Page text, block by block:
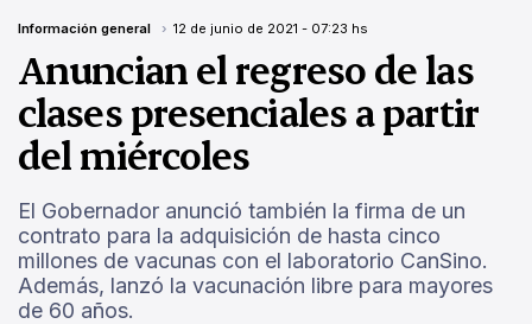
Información general 12 de junio de 2021 - 07:23 hs
Anuncian el regreso de las
clases presenciales a partir
del miércoles
El Gobernador anunció también la firma de un
contrato para la adquisición de hasta cinco
millones de vacunas con el laboratorio CanSino.
Además, lanzó la vacunación libre para mayores
de 60 años.